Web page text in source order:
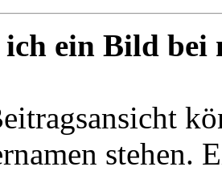
ein Bild bei
stehen.